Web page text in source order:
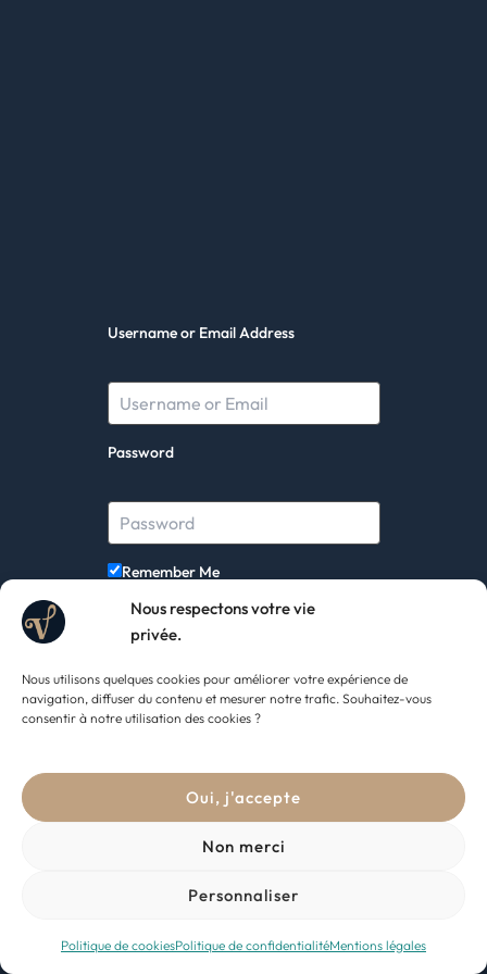
Nous respectons votre vie
privée.
Nous utilisons quelques cookies pour améliorer votre expérience de
navigation, diffuser du contenu et mesurer notre trafic. Souhaitez-vous
consentir à notre utilisation des cookies ?
Oui, j'accepte
Non merci
Personnaliser
Politique de cookiesPolitique de confidentialitéMentions légales
Username or Email Address
Password
Remember Me